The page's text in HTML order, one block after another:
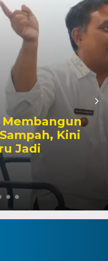
Periksa
Dinas dan
Disiplin
Jawab